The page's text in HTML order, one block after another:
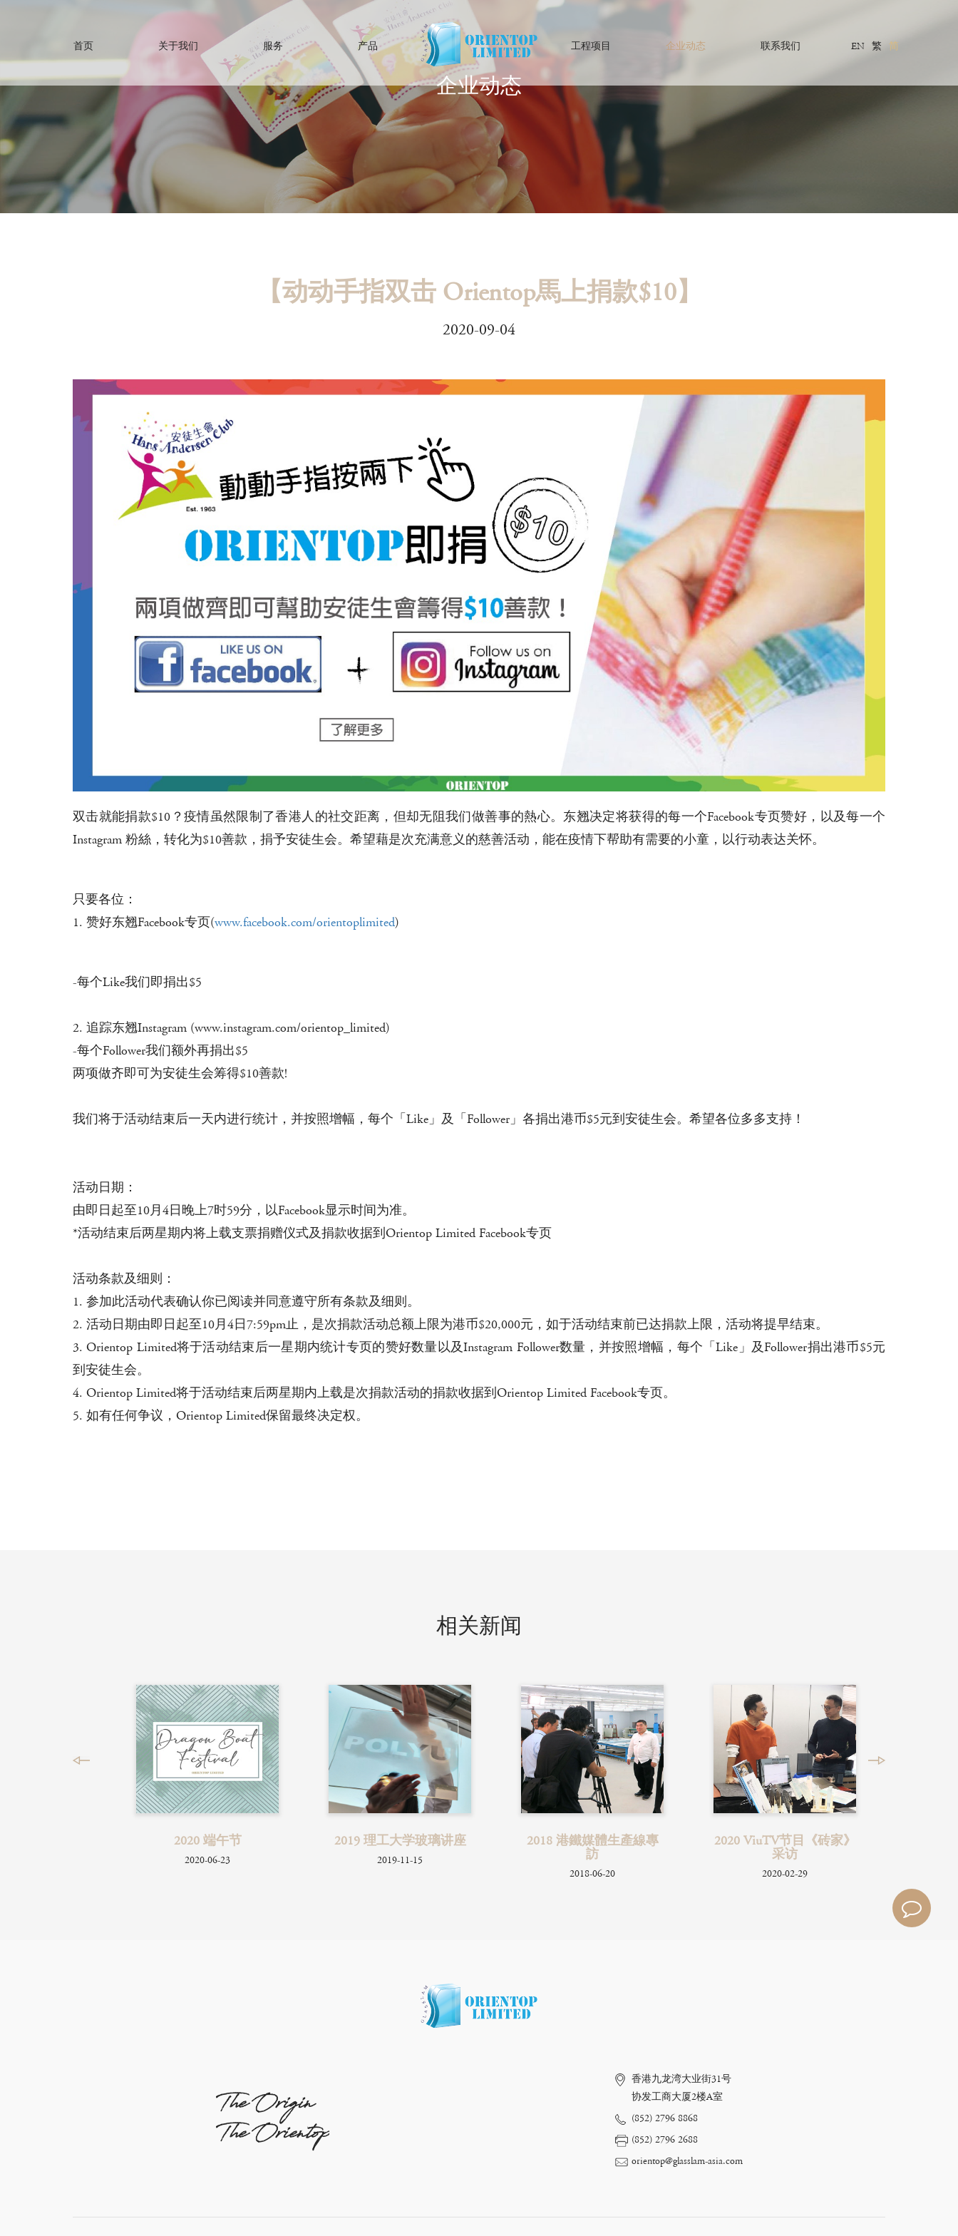
首页 关于我们 服务 产品 工程项目 企业动态 联系我们 EN 繁 简
企业动态
【动动手指双击 Orientop馬上捐款$10】
2020-09-04
双击就能捐款$10？疫情虽然限制了香港人的社交距离，但却无阻我们做善事的熱心。东翘决定将获得的每一个Facebook专页赞好，以及每一个
Instagram 粉絲，转化为$10善款，捐予安徒生会。希望藉是次充满意义的慈善活动，能在疫情下帮助有需要的小童，以行动表达关怀。
只要各位：
1. 赞好东翘Facebook专页(www.facebook.com/orientoplimited)
-每个Like我们即捐出$5
2. 追踪东翘Instagram (www.instagram.com/orientop_limited)
-每个Follower我们额外再捐出$5
两项做齐即可为安徒生会筹得$10善款!
我们将于活动结束后一天内进行统计，并按照增幅，每个「Like」及「Follower」各捐出港币$5元到安徒生会。希望各位多多支持！
活动日期：
由即日起至10月4日晚上7时59分，以Facebook显示时间为准。
*活动结束后两星期内将上载支票捐赠仪式及捐款收据到Orientop Limited Facebook专页
活动条款及细则：
1. 参加此活动代表确认你已阅读并同意遵守所有条款及细则。
2. 活动日期由即日起至10月4日7:59pm止，是次捐款活动总额上限为港币$20,000元，如于活动结束前已达捐款上限，活动将提早结束。
3. Orientop Limited将于活动结束后一星期内统计专页的赞好数量以及Instagram Follower数量，并按照增幅，每个「Like」及Follower捐出港币$5元
到安徒生会。
4. Orientop Limited将于活动结束后两星期内上载是次捐款活动的捐款收据到Orientop Limited Facebook专页。
5. 如有任何争议，Orientop Limited保留最终决定权。
相关新闻
2019 理工大学玻璃讲座
2019-11-15
2018 港鐵媒體生產線專
訪
2020 ViuTV节目《砖家》
采访
2020-02-29
2018 理工大學玻璃講座
2018-11-08
The Origin
The Orientop
香港九龙湾大业街31号
协发工商大厦2楼A室
(852) 2796 8868
(852) 2796 2688
orientop@glasslam-asia.com